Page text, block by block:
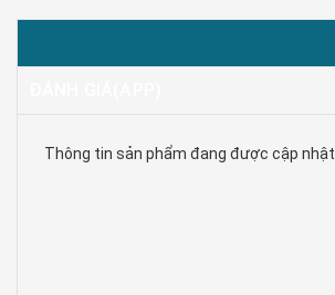
Thông tin sản phẩm đang được cập nhật